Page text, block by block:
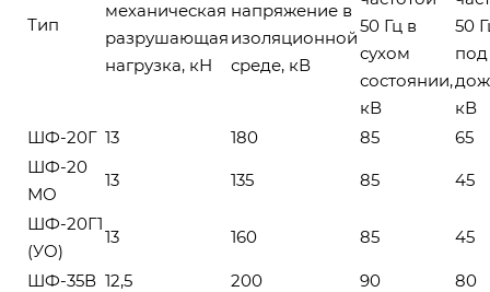
Тип
механическая
разрушающая
нагрузка, кН
напряжение в
изоляционной
среде, кВ
50 Гц в
сухом
состоянии,
кВ
50
под
кВ
ШФ-20Г 13 180 85
65
ШФ-20
МО
13 135 85 45
ШФ-20Г1
(УО)
13 160 85 45
ШФ-35В 12,5 200 90 80